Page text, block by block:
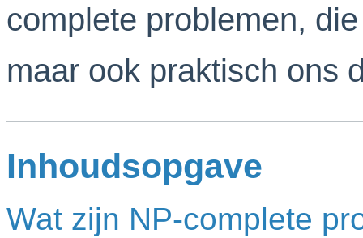
complete problemen,
maar ook praktisch ons
Inhoudsopgave
Wat zijn NP-complete